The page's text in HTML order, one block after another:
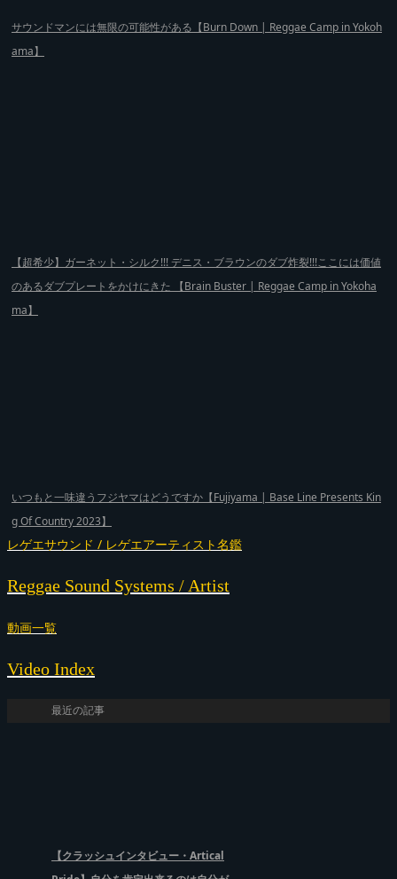
サウンドマンには無限の可能性がある【Burn Down | Reggae Camp in Yokoh
ama】
【超希少】ガーネット・シルク!!! デニス・ブラウンのダブ炸裂!!!ここには価値
のあるダブプレートをかけにきた 【Brain Buster | Reggae Camp in Yokoha
ma】
いつもと一味違うフジヤマはどうですか【Fujiyama | Base Line Presents Kin
g Of Country 2023】
レゲエサウンド / レゲエアーティスト名鑑
Reggae Sound Systems / Artist
動画一覧
Video Index
最近の記事
【クラッシュインタビュー・Artical